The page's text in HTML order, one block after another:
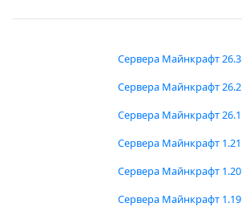
Сервера Майнкрафт 26.3
Сервера Майнкрафт 26.2
Сервера Майнкрафт 26.1
Сервера Майнкрафт 1.21
Сервера Майнкрафт 1.20
Сервера Майнкрафт 1.19